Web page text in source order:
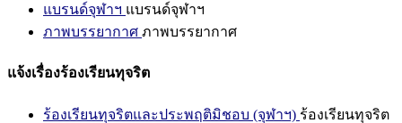
แบรนด์จุฬาฯ แบรนด์จุฬาฯ
ภาพบรรยากาศ ภาพบรรยากาศ
แจ้งเรื่องร้องเรียนทุจริต
ร้องเรียนทุจริตและประพฤติมิชอบ (จุฬาฯ) ร้องเรียนทุจริต